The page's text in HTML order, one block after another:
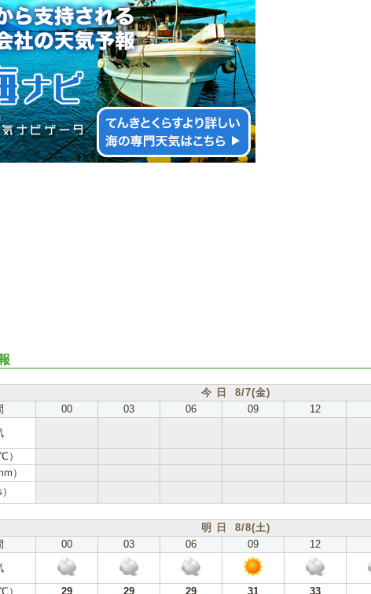
今 日 8/7(金)
00 03 06 09 12
）
明 日 8/8(土)
00 03 06 09 12
29 29 29 31 33